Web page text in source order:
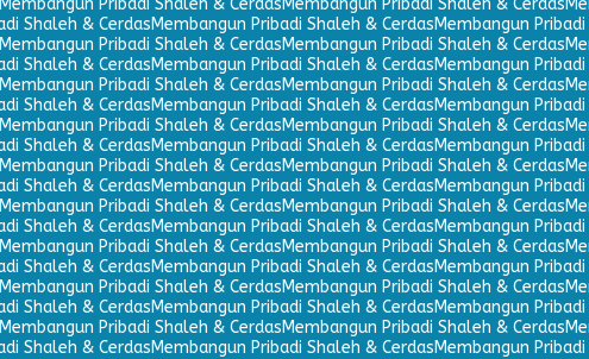
Membangun Pribadi Shaleh & CerdasMembangun Pribadi Shaleh & Cerdas
Shaleh & CerdasMembangun Pribadi Shaleh & CerdasMembangun
Membangun Pribadi Shaleh & CerdasMembangun Pribadi Shaleh & Cerdas
Shaleh & CerdasMembangun Pribadi Shaleh & CerdasMembangun
Membangun Pribadi Shaleh & CerdasMembangun Pribadi Shaleh & Cerdas
Shaleh & CerdasMembangun Pribadi Shaleh & CerdasMembangun
Membangun Pribadi Shaleh & CerdasMembangun Pribadi Shaleh & Cerdas
Shaleh & CerdasMembangun Pribadi Shaleh & CerdasMembangun
Membangun Pribadi Shaleh & CerdasMembangun Pribadi Shaleh & Cerdas
Shaleh & CerdasMembangun Pribadi Shaleh & CerdasMembangun
Membangun Pribadi Shaleh & CerdasMembangun Pribadi Shaleh & Cerdas
Shaleh & CerdasMembangun Pribadi Shaleh & CerdasMembangun
Membangun Pribadi Shaleh & CerdasMembangun Pribadi Shaleh & Cerdas
Shaleh & CerdasMembangun Pribadi Shaleh & CerdasMembangun
Membangun Pribadi Shaleh & CerdasMembangun Pribadi Shaleh & Cerdas
Shaleh & CerdasMembangun Pribadi Shaleh & CerdasMembangun
Membangun Pribadi Shaleh & CerdasMembangun Pribadi Shaleh & Cerdas
Shaleh & CerdasMembangun Pribadi Shaleh & CerdasMembangun